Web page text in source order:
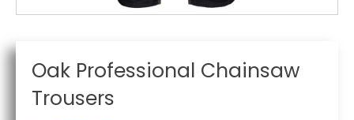
Oak Professional Chainsaw
Trousers